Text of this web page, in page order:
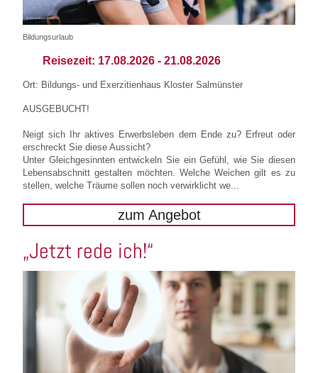
Bildungsurlaub
Reisezeit: 17.08.2026 - 21.08.2026
Ort: Bildungs- und Exerzitienhaus Kloster Salmünster
AUSGEBUCHT!
Neigt sich Ihr aktives Erwerbsleben dem Ende zu? Erfreut oder
erschreckt Sie diese Aussicht?
Unter Gleichgesinnten entwickeln Sie ein Gefühl, wie Sie diesen
Lebensabschnitt gestalten möchten. Welche Weichen gilt es zu
stellen, welche Träume sollen noch verwirklicht we...
zum Angebot
„Jetzt rede ich!“